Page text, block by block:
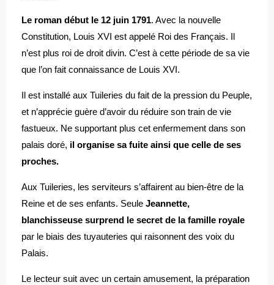
Le roman début le 12 juin 1791. Avec la nouvelle
Constitution, Louis XVI est appelé Roi des Français. Il
n’est plus roi de droit divin. C’est à cette période de sa vie
que l’on fait connaissance de Louis XVI.
Il est installé aux Tuileries du fait de la pression du Peuple,
et n’apprécie guère d’avoir du réduire son train de vie
fastueux. Ne supportant plus cet enfermement dans son
palais doré, il organise sa fuite ainsi que celle de ses
proches.
Aux Tuileries, les serviteurs s’affairent au bien-être de la
Reine et de ses enfants. Seule Jeannette,
blanchisseuse surprend le secret de la famille royale
par le biais des tuyauteries qui raisonnent des voix du
Palais.
Le lecteur suit avec un certain amusement, la préparation